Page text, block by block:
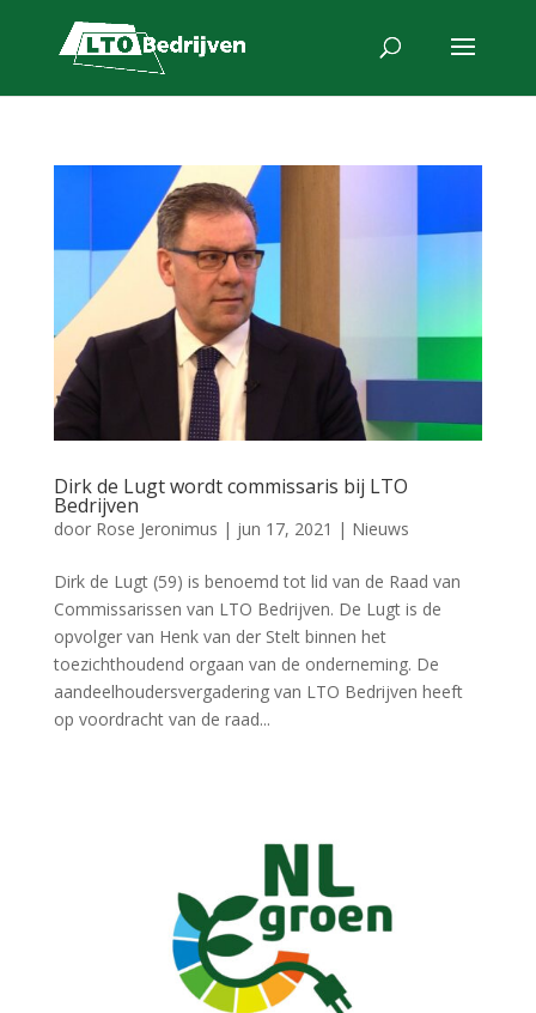
Dirk de Lugt wordt commissaris bij LTO
Bedrijven
door Rose Jeronimus | jun 17, 2021 | Nieuws
Dirk de Lugt (59) is benoemd tot lid van de Raad van
Commissarissen van LTO Bedrijven. De Lugt is de
opvolger van Henk van der Stelt binnen het
toezichthoudend orgaan van de onderneming. De
aandeelhoudersvergadering van LTO Bedrijven heeft
op voordracht van de raad...